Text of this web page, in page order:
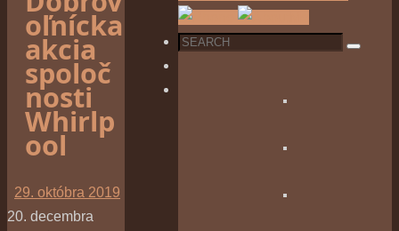
oľnícka
akcia
spoloč
nosti
Whirlp
ool
29. októbra 2019
20. decembra
Search
Search